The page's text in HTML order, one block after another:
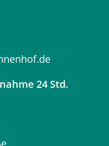
24 Std.